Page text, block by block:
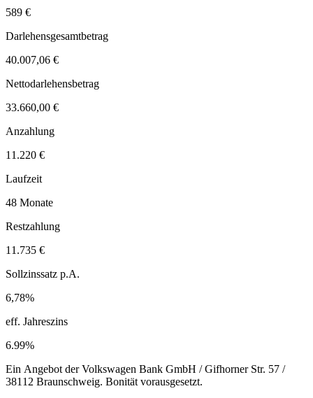
589 €
Darlehensgesamtbetrag
40.007,06 €
Nettodarlehensbetrag
33.660,00 €
Anzahlung
11.220 €
Laufzeit
48 Monate
Restzahlung
11.735 €
Sollzinssatz p.A.
6,78%
eff. Jahreszins
6.99%
Ein Angebot der Volkswagen Bank GmbH / Gifhorner Str. 57 /
38112 Braunschweig. Bonität vorausgesetzt.